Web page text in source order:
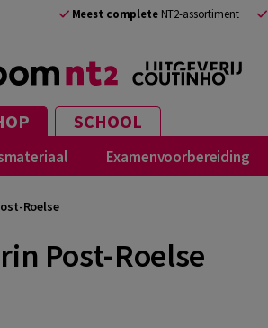
Meest completeNT2-assortiment
SCHOOL
Examenvoorbereiding
Roelse
Post-Roelse